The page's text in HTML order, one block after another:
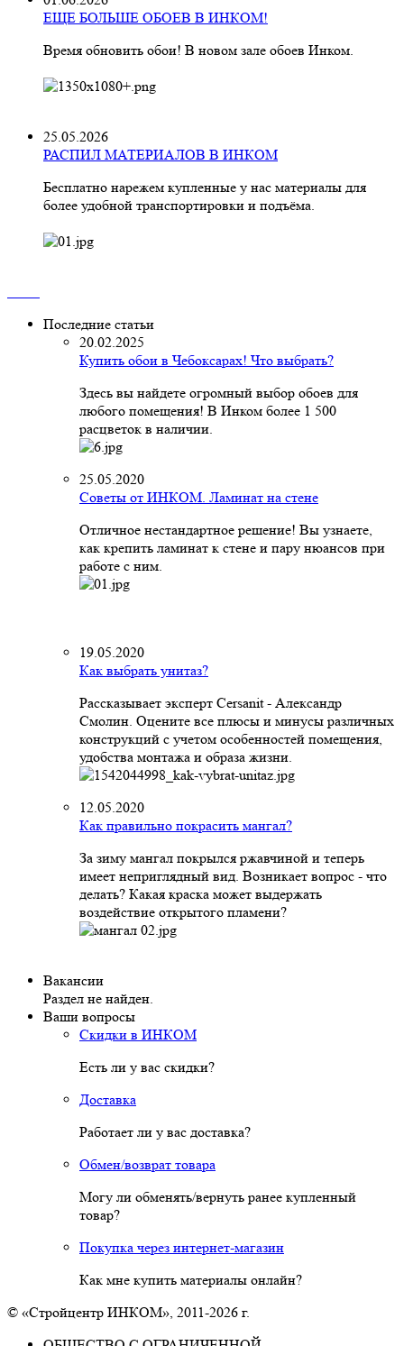
ЕЩЕ БОЛЬШЕ ОБОЕВ В ИНКОМ!
Время обновить обои! В новом зале обоев Инком.
25.05.2026
РАСПИЛ МАТЕРИАЛОВ В ИНКОМ
Бесплатно нарежем купленные у нас материалы для
более удобной транспортировки и подъёма.
Последние статьи
20.02.2025
Купить обои в Чебоксарах! Что выбрать?
Здесь вы найдете огромный выбор обоев для
любого помещения! В Инком более 1 500
расцветок в наличии.
25.05.2020
Советы от ИНКОМ. Ламинат на стене
Отличное нестандартное решение! Вы узнаете,
как крепить ламинат к стене и пару нюансов при
работе с ним.
19.05.2020
Как выбрать унитаз?
Рассказывает эксперт Cersanit - Александр
Смолин. Оцените все плюсы и минусы различных
конструкций с учетом особенностей помещения,
удобства монтажа и образа жизни.
12.05.2020
Как правильно покрасить мангал?
За зиму мангал покрылся ржавчиной и теперь
имеет неприглядный вид. Возникает вопрос - что
делать? Какая краска может выдержать
воздействие открытого пламени?
Вакансии
Раздел не найден.
Ваши вопросы
Скидки в ИНКОМ
Есть ли у вас скидки?
Доставка
Работает ли у вас доставка?
Обмен/возврат товара
Могу ли обменять/вернуть ранее купленный
товар?
Покупка через интернет-магазин
Как мне купить материалы онлайн?
© «Стройцентр ИНКОМ», 2011-2026 г.